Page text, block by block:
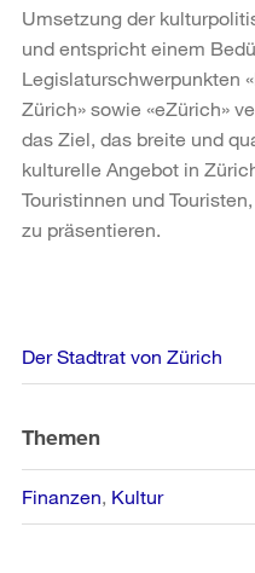
Umsetzung der
und entspricht einem
Legislaturschwerpunkten
Zürich» sowie «eZürich»
das Ziel, das breite und
kulturelle Angebot in
Touristinnen und
zu präsentieren.
Weitere
Informationen
Der Stadtrat von Zürich
Themen
Finanzen Kultur